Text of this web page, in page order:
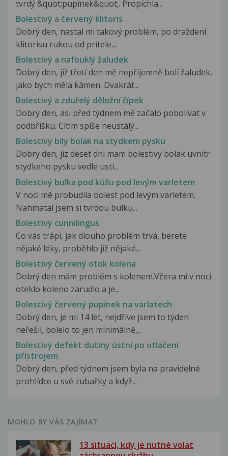
tvrdý &quot;pupínek&quot;. Propíchla...
Bolestivý a červený klitoris
Dobrý den, nastal mi takový problém, po draždení
klitorisu rukou od prítele....
Bolestivý a nafouklý žaludek
Dobrý den, již třetí den mě nepříjemně bolí žaludek,
jako bych měla kámen. Dvakrát...
Bolestivý a zduřelý děložní čípek
Dobrý den, asi před týdnem mě začalo pobolívat v
podbřišku. Cítím spíše neustálý...
Bolestivy bily bolak na stydkem pysku
Dobry den, jiz deset dni mam bolestivy bolak uvnitr
stydkeho pysku vedle usti...
Bolestivý bulka pod kůžu pod levým varletem
V noci mě probudila bolest pod levým varletem.
Nahmatal jsem si tvrdou bulku...
Bolestivý cunnilingus
Co vás trápí, jak dlouho problém trvá, berete
nějaké léky, proběhlo již nějaké...
Bolestivý červený otok kolena
Dobrý den mám problém s kolenem.Včera mi v noci
oteklo koleno zarudlo a je...
Bolestivý červený pupínek na varlatech
Dobrý den, je mi 14 let, nejdříve jsem to týden
neřešil, bolelo to jen minimálně,...
Bolestivý defekt dutiny ústní po otlačení
přístrojem
Dobrý den, před týdnem jsem byla na pravidelné
prohlídce u své zubařky a když...
MOHLO BY VÁS ZAJÍMAT
13 situací, kdy je nutné volat